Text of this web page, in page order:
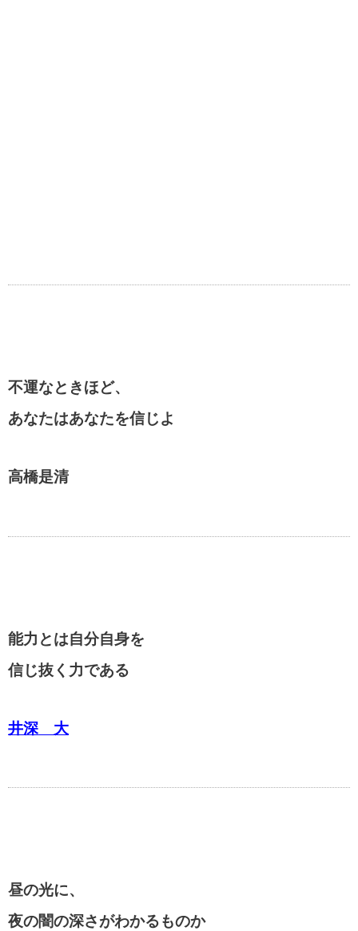
不運なときほど、
あなたはあなたを信じよ
高橋是清
能力とは自分自身を
信じ抜く力である
井深 大
昼の光に、
夜の闇の深さがわかるものか